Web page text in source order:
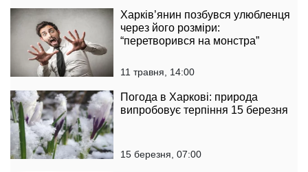
Харків’янин позбувся улюбленця
через його розміри:
“перетворився на монстра”
11 травня, 14:00
Погода в Харкові: природа
випробовує терпіння 15 березня
15 березня, 07:00